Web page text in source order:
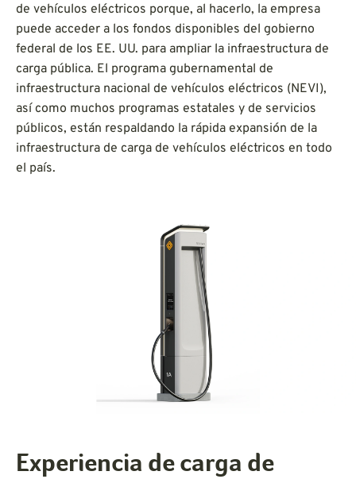
de vehículos eléctricos porque, al hacerlo, la empresa
puede acceder a los fondos disponibles del gobierno
federal de los EE. UU. para ampliar la infraestructura de
carga pública. El programa gubernamental de
infraestructura nacional de vehículos eléctricos (NEVI),
así como muchos programas estatales y de servicios
públicos, están respaldando la rápida expansión de la
infraestructura de carga de vehículos eléctricos en todo
el país.
Experiencia de carga de